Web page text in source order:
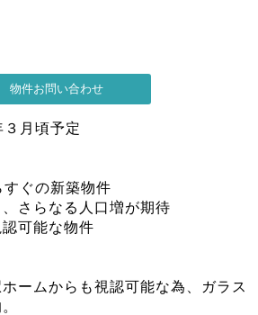
３月頃予定
ぐの新築物件
さらなる人口増が期待
可能な物件
ームからも視認可能な為、ガラス